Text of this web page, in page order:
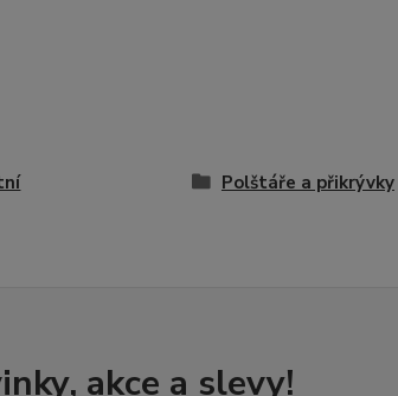
Polštáře a přikrývky
akce a slevy!